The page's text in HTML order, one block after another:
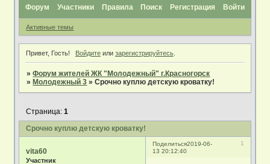
Форум Участники Правила Поиск Регистрация Войти
Активные темы
Привет, Гость! Войдитеили зарегистрируйтесь.
»Форум жителей ЖК "Молодежный" г.Красногорск
» Молодежный 3 »Срочно куплю детскую кроватку!
Срочно куплю детскую кроватку!
Страница:1
Поделиться 1
2019-06-
13 20:12:40
vita60
Участник